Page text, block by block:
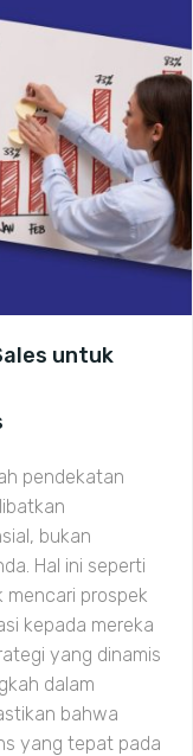
untuk
pendekatan
bukan
Hal ini seperti
mencari prospek
kepada mereka
yang dinamis
dalam
bahwa
yang tepat pada